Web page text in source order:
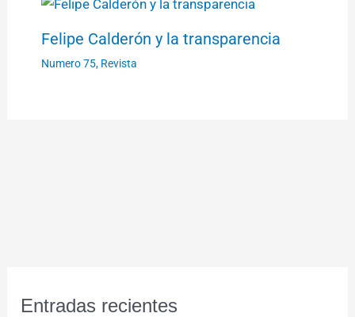
Felipe Calderón y la transparencia
Numero 75, Revista
Entradas recientes